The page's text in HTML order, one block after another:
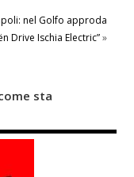
nel Golfo approda
Drive Ischia Electric”»
sta